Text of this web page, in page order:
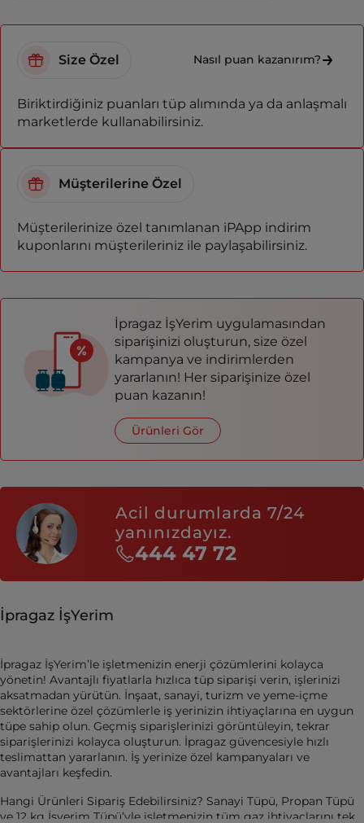
Size Özel Nasıl puan kazanırım?
Biriktirdiğiniz puanları tüp alımında ya da anlaşmalı
marketlerde kullanabilirsiniz.
Müşterilerine Özel
Müşterilerinize özel tanımlanan iPApp indirim
kuponlarını müşterileriniz ile paylaşabilirsiniz.
İpragaz İşYerim uygulamasından
siparişinizi oluşturun, size özel
kampanya ve indirimlerden
yararlanın! Her siparişinize özel
puan kazanın!
Ürünleri Gör
Acil durumlarda 7/24
yanınızdayız.
444 47 72
İpragaz İşYerim
İpragaz İşYerim’le işletmenizin enerji çözümlerini kolayca
yönetin! Avantajlı fiyatlarla hızlıca tüp siparişi verin, işlerinizi
aksatmadan yürütün. İnşaat, sanayi, turizm ve yeme-içme
sektörlerine özel çözümlerle iş yerinizin ihtiyaçlarına en uygun
tüpe sahip olun. Geçmiş siparişlerinizi görüntüleyin, tekrar
siparişlerinizi kolayca oluşturun. İpragaz güvencesiyle hızlı
teslimattan yararlanın. İş yerinize özel kampanyaları ve
avantajları keşfedin.
Hangi Ürünleri Sipariş Edebilirsiniz? Sanayi Tüpü, Propan Tüpü
ve 12 kg İşyerim Tüpü’yle işletmenizin tüm gaz ihtiyaçlarını tek